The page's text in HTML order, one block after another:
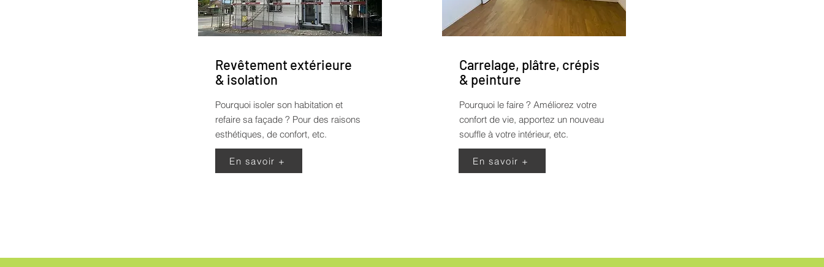
Revêtement extérieure
& isolation
Pourquoi isoler son habitation et
refaire sa façade ? Pour des raisons
esthétiques, de confort, etc.
En savoir +
Carrelage, plâtre, crépis
& peinture
Pourquoi le faire ? Améliorez votre
confort de vie, apportez un nouveau
souffle à votre intérieur, etc.
En savoir +